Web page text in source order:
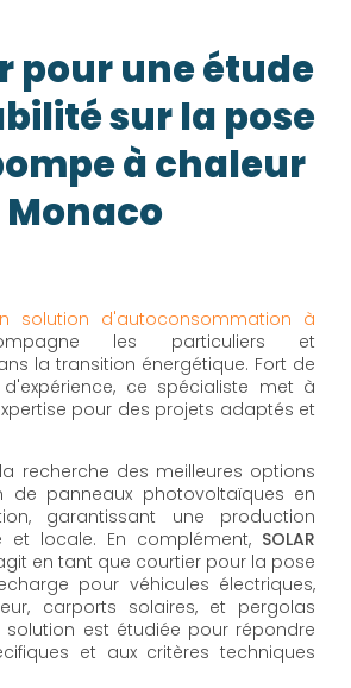
pour une étude
sur la pose
à chaleur
Monaco
solution d'autoconsommation à
les particuliers et
la transition énergétique. Fort de
ce spécialiste met à
pour des projets adaptés et
recherche des meilleures options
de panneaux photovoltaïques en
garantissant une production
et locale. En complément, SOLAR
en tant que courtier pour la pose
pour véhicules électriques,
carports solaires, et pergolas
solution est étudiée pour répondre
et aux critères techniques